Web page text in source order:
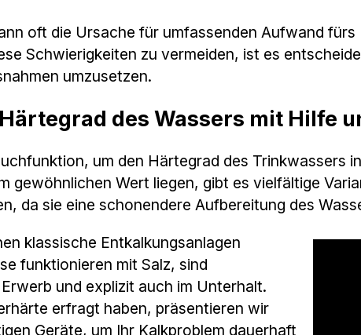
oft die Ursache für umfassenden Aufwand
Schwierigkeiten zu vermeiden, ist es
umzusetzen.
des Wassers mit Hilfe
um den Härtegrad des Trinkwassers
gewöhnlichen Wert liegen, gibt es vielfältige
da sie eine schonendere Aufbereitung des
klassische Entkalkungsanlagen
funktionieren mit Salz, sind
und explizit auch im Unterhalt.
erfragt haben, präsentieren wir
Geräte, um Ihr Kalkproblem dauerhaft